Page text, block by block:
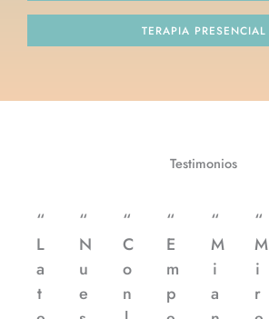
TERAPIA PRESENCIAL
Testimonios
“
L
a
t
“
N
u
e
“
C
o
n
“
E
m
p
“
M
i
a
“
M
i
r